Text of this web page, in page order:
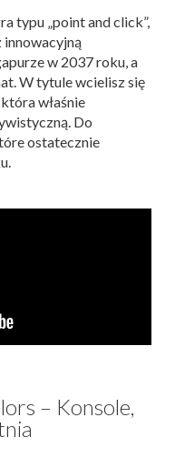
typu „point and click”,
innowacyjną
w 2037 roku, a
W tytule wcielisz się
właśnie
Do
ostatecznie
– Konsole,